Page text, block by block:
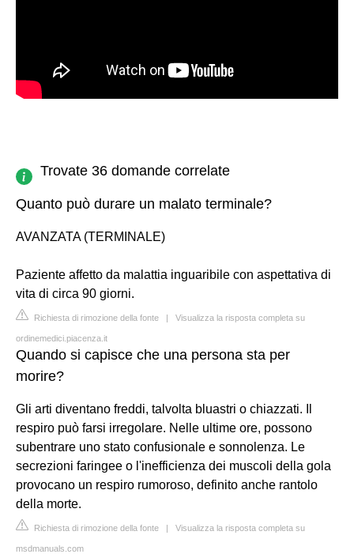
Trovate 36 domande correlate
Quanto può durare un malato terminale?
AVANZATA (TERMINALE)
Paziente affetto da malattia inguaribile con aspettativa di
vita di circa 90 giorni.
Richiesta di rimozione della fonte | Visualizza la risposta completa su
ordinemedici.piacenza.it
Quando si capisce che una persona sta per
morire?
Gli arti diventano freddi, talvolta bluastri o chiazzati. Il
respiro può farsi irregolare. Nelle ultime ore, possono
subentrare uno stato confusionale e sonnolenza. Le
secrezioni faringee o l'inefficienza dei muscoli della gola
provocano un respiro rumoroso, definito anche rantolo
della morte.
Richiesta di rimozione della fonte | Visualizza la risposta completa su
msdmanuals.com